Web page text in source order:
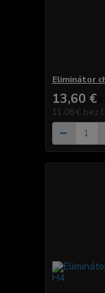
Eliminátor
13,60 €
11,06 € bez